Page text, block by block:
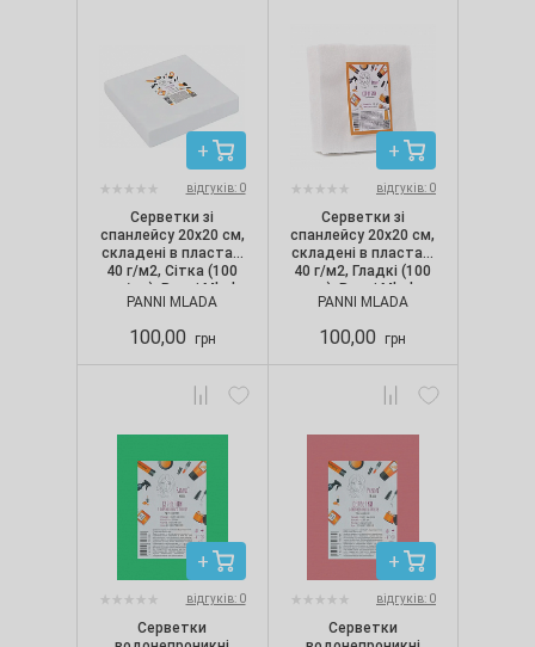
відгуків: 0
Серветки зі
спанлейсу 20х20 см,
складені в пластах,
40 г/м2, Сітка (100
шт./уп.), Panni Mlada
PANNI MLADA
100,00 грн
відгуків: 0
Серветки зі
спанлейсу 20х20 см,
складені в пластах,
40 г/м2, Гладкі (100
шт.), Panni Mlada
PANNI MLADA
100,00 грн
відгуків: 0
Серветки
відгуків: 0
Серветки